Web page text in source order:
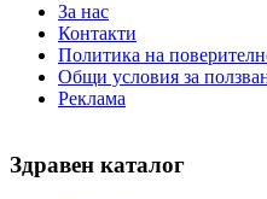
За нас
Контакти
Политика на
Общи условия за
Реклама
Здравен каталог